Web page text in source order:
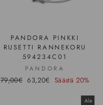
PANDORA PINKKI
RUSETTI RANNEKORU
594234C01
PANDORA
Hinta
79,00€ Ale-
63,20€ Säästä 20%
Ale